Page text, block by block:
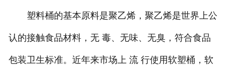
塑料桶的基本原料是聚乙烯，聚乙烯是世界上公
认的接触食品材料，无 毒、无味、无臭，符合食品
包装卫生标准。近年来市场上 流 行使用软塑桶，软